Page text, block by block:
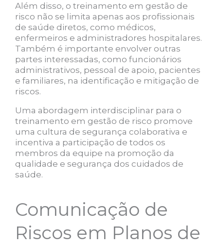
Além disso, o treinamento em gestão de
risco não se limita apenas aos profissionais
de saúde diretos, como médicos,
enfermeiros e administradores hospitalares.
Também é importante envolver outras
partes interessadas, como funcionários
administrativos, pessoal de apoio, pacientes
e familiares, na identificação e mitigação de
riscos.
Uma abordagem interdisciplinar para o
treinamento em gestão de risco promove
uma cultura de segurança colaborativa e
incentiva a participação de todos os
membros da equipe na promoção da
qualidade e segurança dos cuidados de
saúde.
Comunicação de
Riscos em Planos de